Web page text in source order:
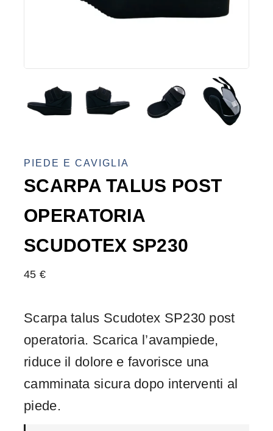
PIEDE E CAVIGLIA
SCARPA TALUS POST
OPERATORIA
SCUDOTEX SP230
45 €
Scarpa talus Scudotex SP230 post
operatoria. Scarica l’avampiede,
riduce il dolore e favorisce una
camminata sicura dopo interventi al
piede.